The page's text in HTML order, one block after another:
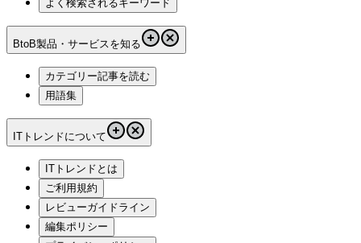
よく検索されるキーワード
BtoB製品・サービスを知る
カテゴリー記事を読む
用語集
ITトレンドについて
ITトレンドとは
ご利用規約
レビューガイドライン
編集ポリシー